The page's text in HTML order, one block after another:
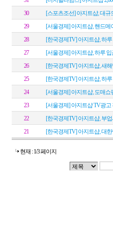
30
[스포츠조선] 아지트샵, 대
29
[서울경제] 아지트샵, 핸드
28
[한국경제TV] 아지트샵, 하
27
[서울경제] 아지트샵, 하루
26
[한국경제TV] 아지트샵, 새
25
[한국경제TV] 아지트샵, 하
24
[서울경제] 아지트샵, 도매쇼
23
[서울경제] 아지트샵 TV광
22
[한국경제TV] 아지트샵, 부
21
[한국경제TV] 아지트샵, 대
현재 : 1/3 페이지